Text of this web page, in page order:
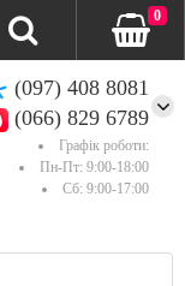
(097) 408 8081
(066) 829 6789
Графік роботи:
Пн-Пт: 9:00-18:00
Сб: 9:00-17:00
0